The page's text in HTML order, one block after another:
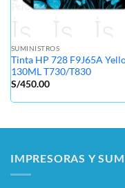
SUMINISTROS
Tinta HP 728 F9J65A
130ML T730/T830
S/450.00
IMPRESORAS Y